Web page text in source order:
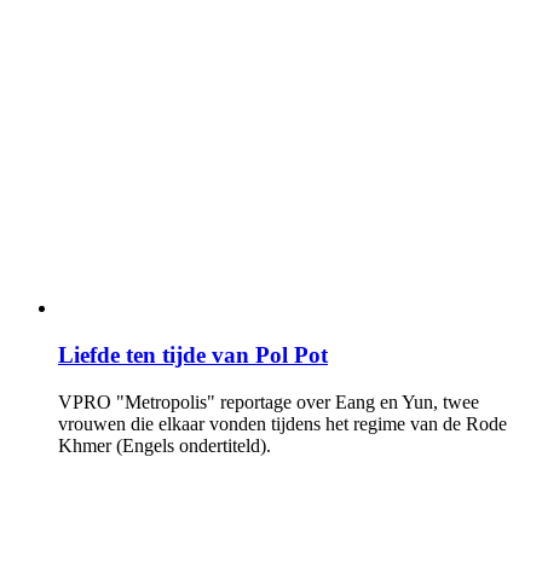
Liefde ten tijde van Pol Pot
VPRO "Metropolis" reportage over Eang en Yun, twee
vrouwen die elkaar vonden tijdens het regime van de Rode
Khmer (Engels ondertiteld).